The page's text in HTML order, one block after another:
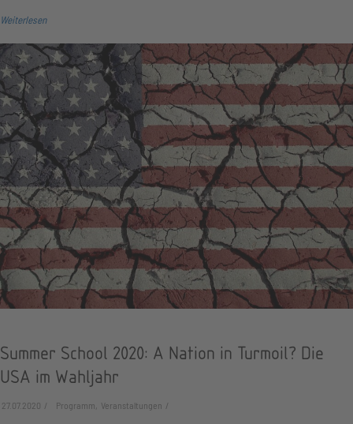
Weiterlesen
Summer School 2020: A Nation in Turmoil? Die
USA im Wahljahr
27.07.2020 Programm, Veranstaltungen